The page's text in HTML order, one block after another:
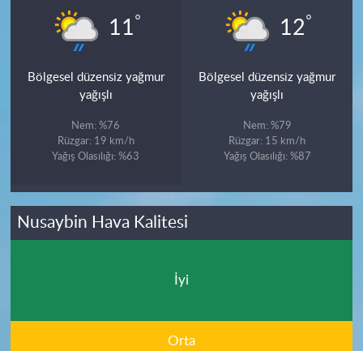
11°
Bölgesel düzensiz yağmur
yağışlı
Nem: %76
Rüzgar: 19 km/h
Yağış Olasılığı: %63
12°
Bölgesel düzensiz yağmur
yağışlı
Nem: %79
Rüzgar: 15 km/h
Yağış Olasılığı: %87
Nusaybin Hava Kalitesi
İyi
Orta